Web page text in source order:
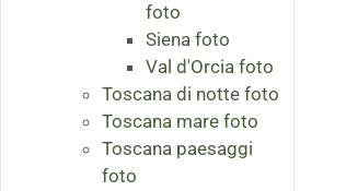
foto
Siena foto
Val d'Orcia foto
Toscana di notte foto
Toscana mare foto
Toscana paesaggi
foto